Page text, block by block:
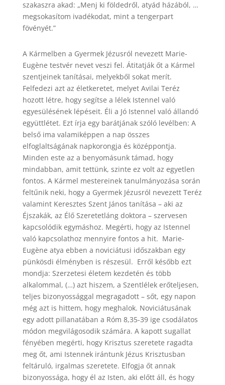
szakaszra akad: „Menj ki földedről, atyád házából, …
megsokasítom ivadékodat, mint a tengerpart
fövényét.”
A Kármelben a Gyermek Jézusról nevezett Marie-
Eugène testvér nevet veszi fel. Átitatják őt a Kármel
szentjeinek tanításai, melyekből sokat merít.
Felfedezi azt az életkeretet, melyet Avilai Teréz
hozott létre, hogy segítse a lélek Istennel való
egyesülésének lépéseit. Éli a Jó Istennel való állandó
együttlétet. Ezt írja egy barátjának szóló levélben: A
belső ima valamiképpen a nap összes
elfoglaltságának napkorongja és középpontja.
Minden este az a benyomásunk támad, hogy
mindabban, amit tettünk, szinte ez volt az egyetlen
fontos. A Kármel mestereinek tanulmányozása során
feltűnik neki, hogy a Gyermek Jézusról nevezett Teréz
valamint Keresztes Szent János tanítása – aki az
Éjszakák, az Élő Szeretetláng doktora – szervesen
kapcsolódik egymáshoz. Megérti, hogy az Istennel
való kapcsolathoz mennyire fontos a hit. Marie-
Eugène atya ebben a noviciátusi időszakban egy
pünkösdi élményben is részesül. Erről később ezt
mondja: Szerzetesi életem kezdetén és több
alkalommal, (…) azt hiszem, a Szentlélek erőteljesen,
teljes bizonyossággal megragadott – sőt, egy napon
még azt is hittem, hogy meghalok. Noviciátusának
egy adott pillanatában a Róm 8,35-39 ige csodálatos
módon megvilágosodik számára. A kapott sugallat
fényében megérti, hogy Krisztus szeretete ragadta
meg őt, ami Istennek irántunk Jézus Krisztusban
feltáruló, irgalmas szeretete. Elfogja őt annak
bizonyossága, hogy él az Isten, aki előtt áll, és hogy